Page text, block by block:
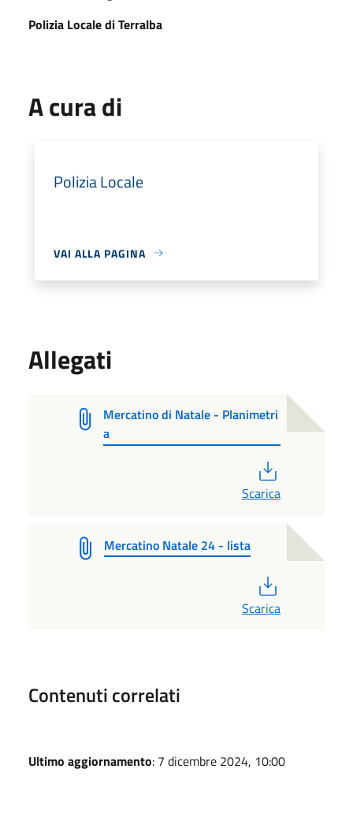
Polizia Locale di Terralba
A cura di
Polizia Locale
VAI ALLA PAGINA
Allegati
Mercatino di Natale - Planimetri
a
Scarica
Mercatino Natale 24 - lista
Scarica
Contenuti correlati
Ultimo aggiornamento: 7 dicembre 2024, 10:00